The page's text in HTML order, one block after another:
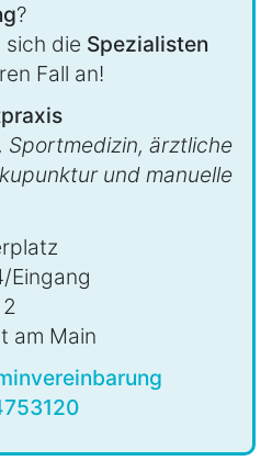
?
sich die Spezialisten
Fall an!
Sportmedizin, ärztliche
und manuelle
Eingang
am Main